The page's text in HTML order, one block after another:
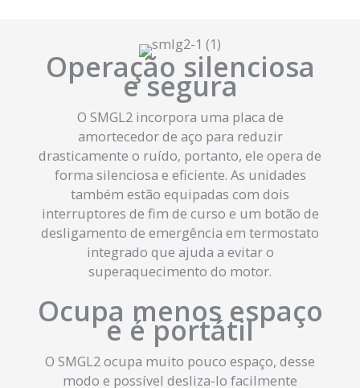
Operação silenciosa
e segura
O SMGL2 incorpora uma placa de
amortecedor de aço para reduzir
drasticamente o ruído, portanto, ele opera de
forma silenciosa e eficiente. As unidades
também estão equipadas com dois
interruptores de fim de curso e um botão de
desligamento de emergência em termostato
integrado que ajuda a evitar o
superaquecimento do motor.
Ocupa menos espaço
e é portátil
O SMGL2 ocupa muito pouco espaço, desse
modo e possível desliza-lo facilmente